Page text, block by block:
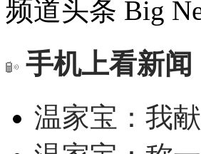
频道头条 Big
手机上看新闻
温家宝：我